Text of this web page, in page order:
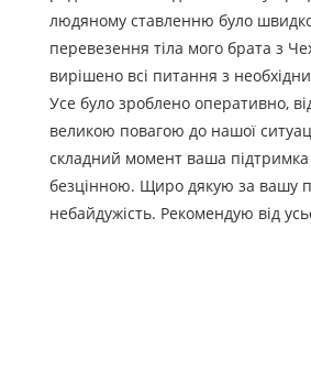
людяному ставленню було
перевезення тіла мого брата з
вирішено всі питання з
Усе було зроблено оперативно,
великою повагою до нашої
складний момент ваша підтримка
безцінною. Щиро дякую за вашу
небайдужість. Рекомендую від